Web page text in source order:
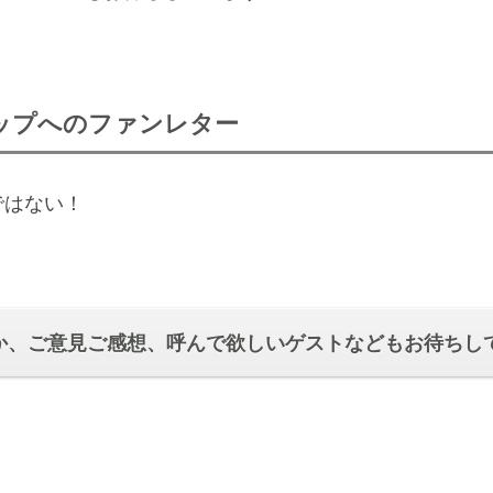
へのファンレター
ない！
、ご意見ご感想、呼んで欲しいゲストなどもお待ちし